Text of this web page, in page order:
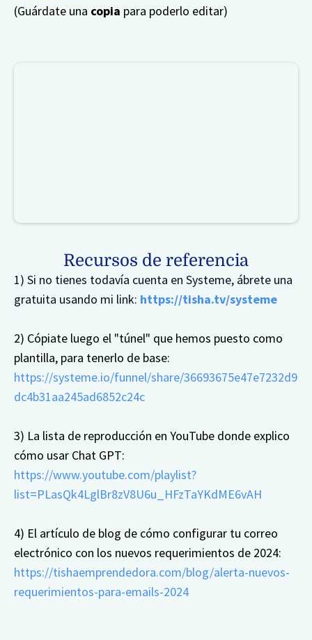
(Guárdate una copia para poderlo editar)
Recursos de referencia
1) Si no tienes todavía cuenta en Systeme, ábrete una
gratuita usando mi link: https://tisha.tv/systeme
2) Cópiate luego el "túnel" que hemos puesto como
plantilla, para tenerlo de base:
https://systeme.io/funnel/share/36693675e47e7232d9
dc4b31aa245ad6852c24c
3) La lista de reproducción en YouTube donde explico
cómo usar Chat GPT:
https://www.youtube.com/playlist?
list=PLasQk4LglBr8zV8U6u_HFzTaYKdME6vAH
4) El artículo de blog de cómo configurar tu correo
electrónico con los nuevos requerimientos de 2024:
https://tishaemprendedora.com/blog/alerta-nuevos-
requerimientos-para-emails-2024